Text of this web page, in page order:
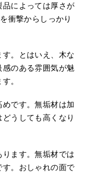
品によっては厚さが
衝撃からしっかり
。とはいえ、木な
感のある雰囲気が魅
。
です。無垢材は加
うしても高くなり
ます。無垢材では
。おしゃれの面で